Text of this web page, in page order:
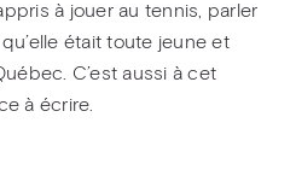
à jouer au tennis, parler
était toute jeune et
C’est aussi à cet
à écrire.